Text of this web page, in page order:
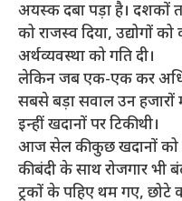
अयस्क दबा पड़ा है। दशकों
को राजस्व दिया, उद्योगों
अर्थव्यवस्था को गति दी।
लेकिन जब एक-एक कर
सबसे बड़ा सवाल उन हजारों
इन्हीं खदानों पर टिकी थी।
आज सेल की कुछ खदानों को
की बंदी के साथ रोजगार भी
ट्रकों के पहिए थम गए, छोटे